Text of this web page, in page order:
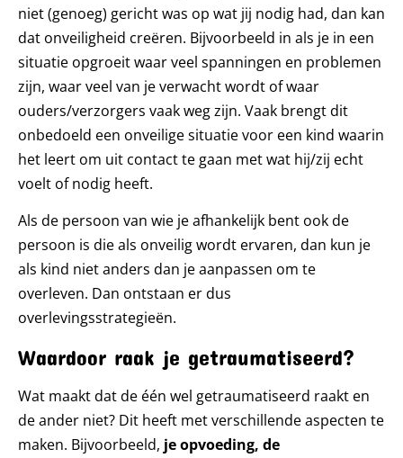
niet (genoeg) gericht was op wat jij nodig had, dan kan
dat onveiligheid creëren. Bijvoorbeeld in als je in een
situatie opgroeit waar veel spanningen en problemen
zijn, waar veel van je verwacht wordt of waar
ouders/verzorgers vaak weg zijn. Vaak brengt dit
onbedoeld een onveilige situatie voor een kind waarin
het leert om uit contact te gaan met wat hij/zij echt
voelt of nodig heeft.
Als de persoon van wie je afhankelijk bent ook de
persoon is die als onveilig wordt ervaren, dan kun je
als kind niet anders dan je aanpassen om te
overleven. Dan ontstaan er dus
overlevingsstrategieën.
Waardoor raak je getraumatiseerd?
Wat maakt dat de één wel getraumatiseerd raakt en
de ander niet? Dit heeft met verschillende aspecten te
maken. Bijvoorbeeld, je opvoeding, de